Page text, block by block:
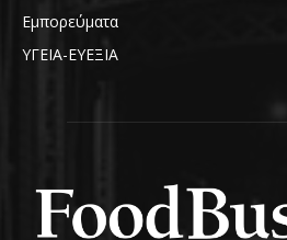
Εμπορεύματα
ΥΓΕΙΑ-ΕΥΕΞΙΑ